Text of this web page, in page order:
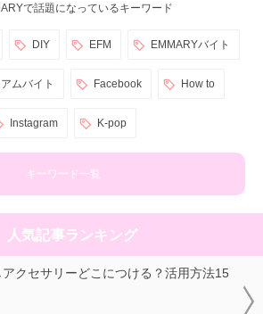
で話題になっているキーワード
DIY EFM EMMARYバイト
ムバイト Facebook How to
Instagram K-pop
キーワード一覧
人気記事ランキング
クセサリーどこにつける？活用方法15